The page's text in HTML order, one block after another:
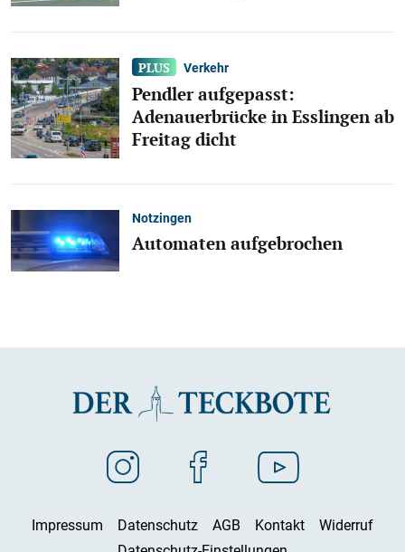
Verkehr
Pendler aufgepasst:
Adenauerbrücke in Esslingen ab
Freitag dicht
Notzingen
Automaten aufgebrochen
Impressum Datenschutz AGB Kontakt
Widerruf